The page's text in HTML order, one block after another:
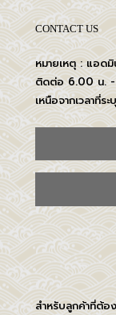
CONTACT US
หมายเหตุ : แอดมิ
ติดต่อ 6.00 น. -
เหนือจากเวลาที่
สำหรับลูกค้าที่ต้อ